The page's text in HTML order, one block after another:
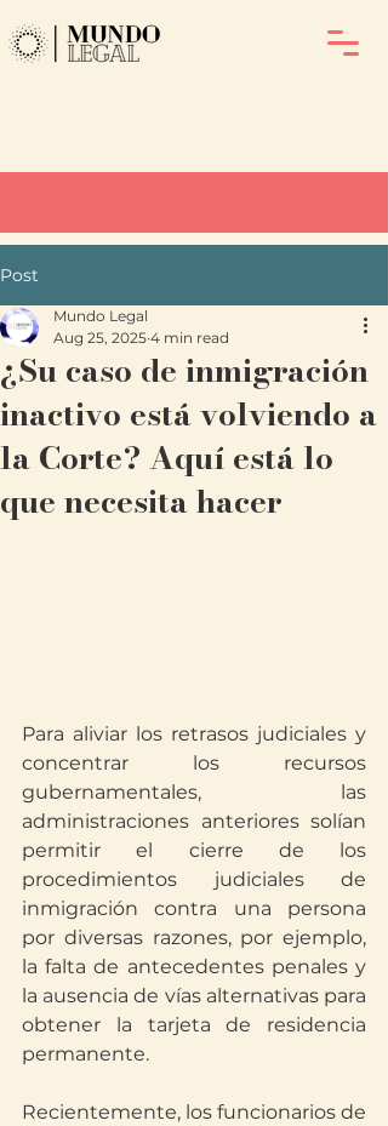
Post
¿Su caso de inmigración
inactivo está volviendo a
la Corte? Aquí está lo
que necesita hacer
Mundo Legal
Aug 25, 2025 4 min read
Para aliviar los retrasos judiciales y
concentrar los recursos
gubernamentales, las
administraciones anteriores solían
permitir el cierre de los
procedimientos judiciales de
inmigración contra una persona
por diversas razones, por ejemplo,
la falta de antecedentes penales y
la ausencia de vías alternativas para
obtener la tarjeta de residencia
permanente.
Recientemente, los funcionarios de